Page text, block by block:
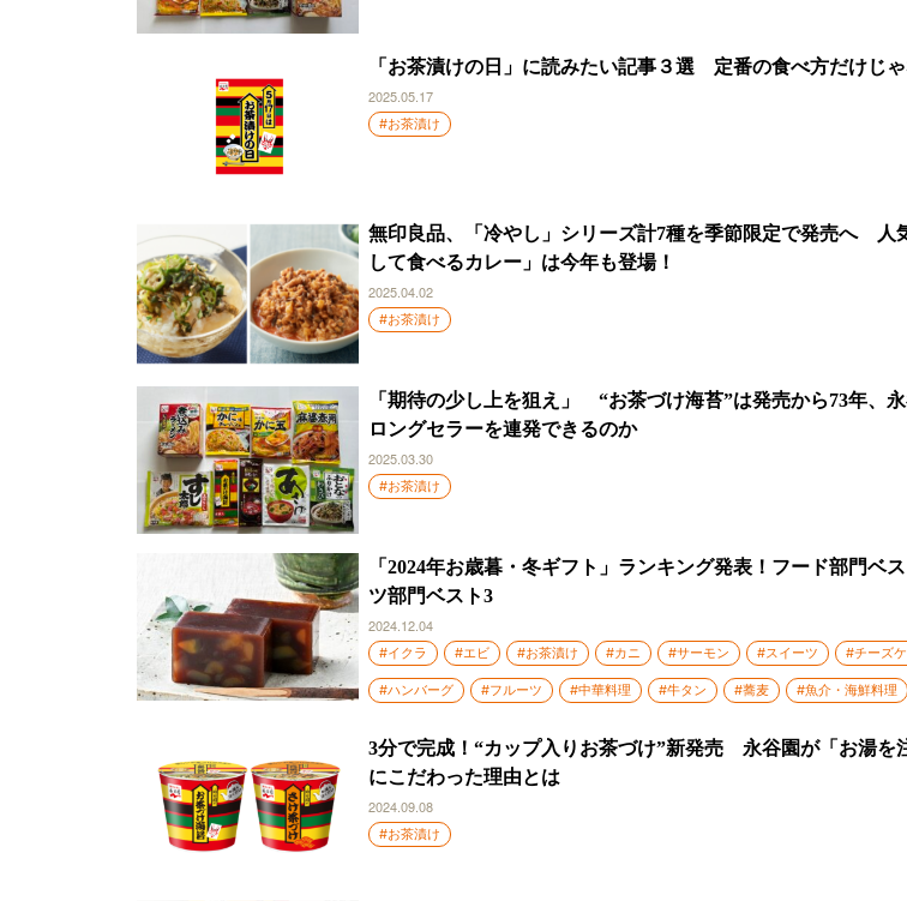
「お茶漬けの日」に読みたい記事３選 定番の食べ方だけじゃ
2025.05.17
#お茶漬け
無印良品、「冷やし」シリーズ計7種を季節限定で発売へ 人
して食べるカレー」は今年も登場！
2025.04.02
#お茶漬け
「期待の少し上を狙え」 “お茶づけ海苔”は発売から73年、
ロングセラーを連発できるのか
2025.03.30
#お茶漬け
「2024年お歳暮・冬ギフト」ランキング発表！フード部門ベ
ツ部門ベスト3
2024.12.04
#イクラ #エビ #お茶漬け #カニ #サーモン #スイーツ #チーズ
#ハンバーグ #フルーツ #中華料理 #牛タン #蕎麦 #魚介・海鮮料理
3分で完成！“カップ入りお茶づけ”新発売 永谷園が「お湯を
にこだわった理由とは
2024.09.08
#お茶漬け